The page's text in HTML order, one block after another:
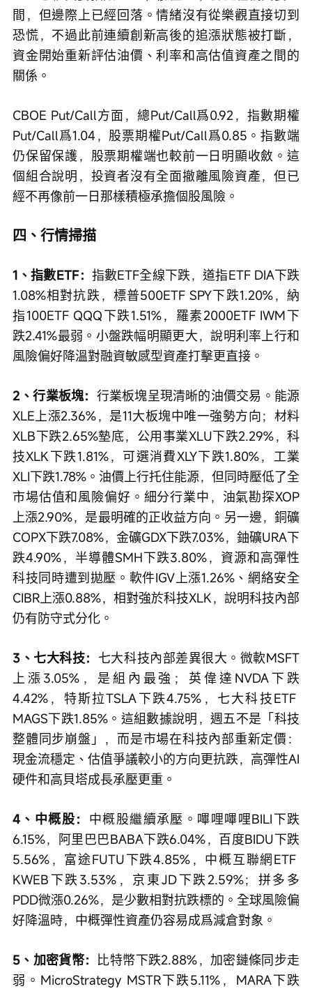
間，但邊際上已經回落。情緒沒有從樂觀直接切到
恐慌，不過此前連續創新高後的追漲狀態被打斷，
資金開始重新評估油價、利率和高估值資產之間的
關係。
CBOE Put/Call方面，總Put/Call爲0.92，指數期權
Put/Call爲1.04，股票期權Put/Call爲0.85。指數端
仍保留保護，股票期權端也較前一日明顯收斂。這
個組合說明，投資者沒有全面撤離風險資產，但已
經不再像前一日那樣積極承擔個股風險。
四、行情掃描
1、指數ETF： 指數ETF全線下跌，道指ETF DIA下跌
1.08%相對抗跌，標普500ETF SPY下跌1.20%，納
指100ETF QQQ下跌1.51%，羅素2000ETF IWM下
跌2.41%最弱。小盤跌幅明顯更大，說明利率上行和
風險偏好降溫對融資敏感型資產打擊更直接。
2、行業板塊： 行業板塊呈現清晰的油價交易。能源
XLE上漲2.36%，是11大板塊中唯一強勢方向；材料
XLB下跌2.65%墊底，公用事業XLU下跌2.29%，科
技XLK下跌1.81%，可選消費XLY下跌1.80%，工業
XLI下跌1.78%。油價上行托住能源，但同時壓低了全
市場估值和風險偏好。細分行業中，油氣勘探XOP
上漲2.90%，是最明確的正收益方向。另一邊，銅礦
COPX下跌7.08%，金礦GDX下跌7.03%，鈾礦URA下
跌4.90%，半導體SMH下跌3.80%，資源和高彈性
科技同時遭到拋壓。軟件IGV上漲1.26%、網絡安全
CIBR上漲0.88%，相對強於科技XLK，說明科技內部
仍有防守式分化。
3、七大科技： 七大科技內部差異很大。微軟MSFT
上漲3.05%，是組內最強；英偉達NVDA下跌
4.42%，特斯拉TSLA下跌4.75%，七大科技ETF
MAGS下跌1.85%。這組數據說明，週五不是「科技
整體同步崩盤」，而是市場在科技內部重新定價：
現金流穩定、估值爭議較小的方向更抗跌，高彈性AI
硬件和高貝塔成長承壓更重。
4、中概股： 中概股繼續承壓。嗶哩嗶哩BILI下跌
6.15%，阿里巴巴BABA下跌6.04%，百度BIDU下跌
5.56%，富途FUTU下跌4.85%，中概互聯網ETF
KWEB下跌3.53%，京東JD下跌2.59%；拼多多
PDD微漲0.26%，是少數相對抗跌標的。全球風險偏
好降溫時，中概彈性資產仍容易成爲減倉對象。
5、加密貨幣： 比特幣下跌2.88%，加密鏈條同步走
弱。MicroStrategy MSTR下跌5.11%，MARA下跌